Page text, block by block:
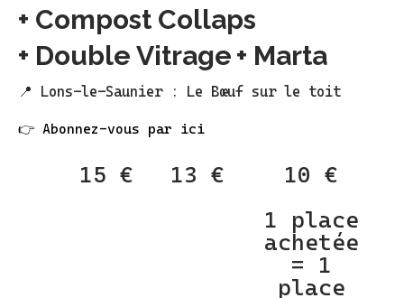
Compost Collaps
Double Vitrage
Marta
📍 Lons-le-Saunier : Le Bœuf sur le toit
👉 Abonnez-vous par ici
15 € 13 €
10 €
1 place
achetée
= 1
place